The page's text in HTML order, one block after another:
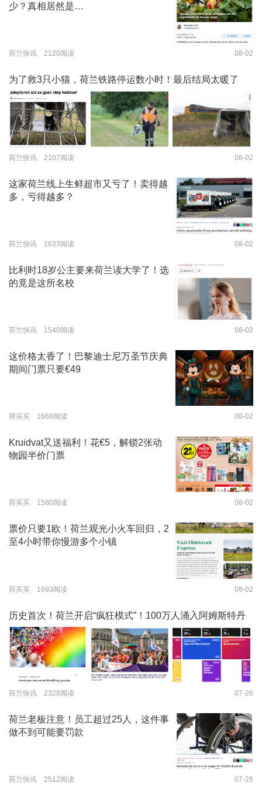
少？真相居然是…
荷兰快讯 2120阅读 08-02
为了救3只小猫，荷兰铁路停运数小时！最后结局太暖了
荷兰快讯 2107阅读 08-02
这家荷兰线上生鲜超市又亏了！卖得越
多，亏得越多？
荷兰快讯 1633阅读 08-02
比利时18岁公主要来荷兰读大学了！选
的竟是这所名校
荷兰快讯 1540阅读 08-02
这价格太香了！巴黎迪士尼万圣节庆典
期间门票只要€49
荷买买 1668阅读 08-02
Kruidvat又送福利！花€5，解锁2张动
物园半价门票
荷买买 1580阅读 08-02
票价只要1欧！荷兰观光小火车回归，2
至4小时带你慢游多个小镇
荷买买 1693阅读 08-02
历史首次！荷兰开启“疯狂模式”！100万人涌入阿姆斯特丹
荷兰快讯 2328阅读 07-26
荷兰老板注意！员工超过25人，这件事
做不到可能要罚款
荷兰快讯 2512阅读 07-26